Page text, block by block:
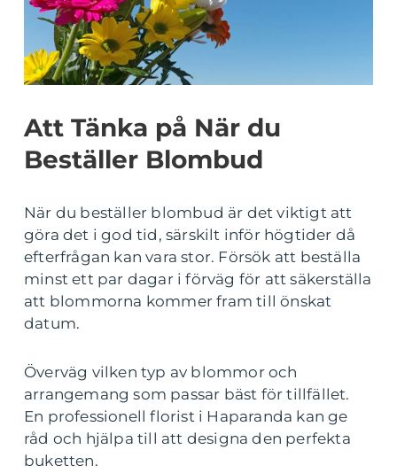
Att Tänka på När du
Beställer Blombud
När du beställer blombud är det viktigt att
göra det i god tid, särskilt inför högtider då
efterfrågan kan vara stor. Försök att beställa
minst ett par dagar i förväg för att säkerställa
att blommorna kommer fram till önskat
datum.
Överväg vilken typ av blommor och
arrangemang som passar bäst för tillfället.
En professionell florist i Haparanda kan ge
råd och hjälpa till att designa den perfekta
buketten.